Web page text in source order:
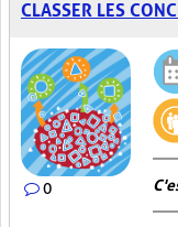
CLASSER LES
0